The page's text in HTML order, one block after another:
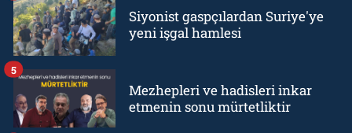
Siyonist gaspçılardan Suriye'ye
yeni işgal hamlesi
Mezhepleri ve hadisleri inkar
etmenin sonu mürtetliktir
5